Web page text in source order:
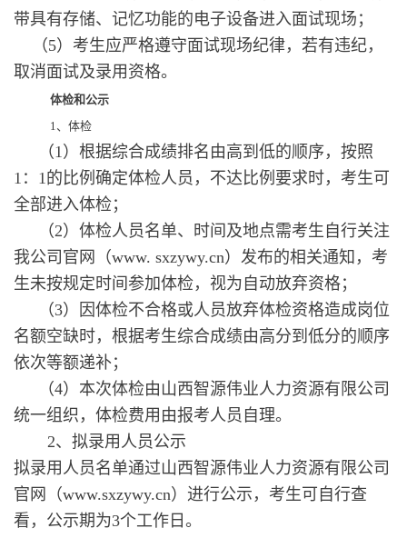
带具有存储、记忆功能的电子设备进入面试现场；
（5）考生应严格遵守面试现场纪律，若有违纪，
取消面试及录用资格。
体检和公示
1、体检
（1）根据综合成绩排名由高到低的顺序，按照
1：1的比例确定体检人员，不达比例要求时，考生可
全部进入体检；
（2）体检人员名单、时间及地点需考生自行关注
我公司官网（www. sxzywy.cn）发布的相关通知，考
生未按规定时间参加体检，视为自动放弃资格；
（3）因体检不合格或人员放弃体检资格造成岗位
名额空缺时，根据考生综合成绩由高分到低分的顺序
依次等额递补；
（4）本次体检由山西智源伟业人力资源有限公司
统一组织，体检费用由报考人员自理。
2、拟录用人员公示
拟录用人员名单通过山西智源伟业人力资源有限公司
官网（www.sxzywy.cn）进行公示，考生可自行查
看，公示期为3个工作日。